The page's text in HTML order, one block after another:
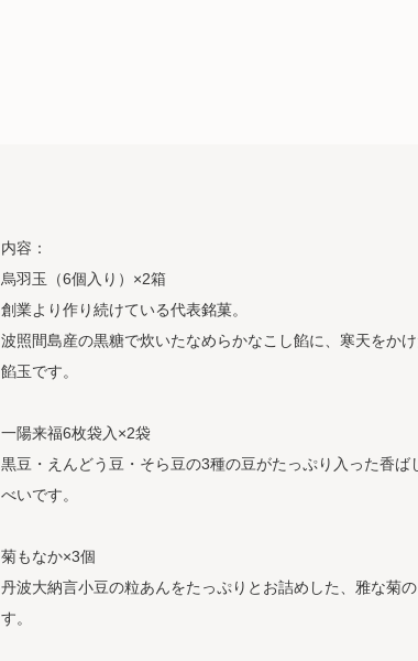
内容：
烏羽玉（6個入り）×2箱
創業より作り続けている代表銘菓。
波照間島産の黒糖で炊いたなめらかなこし餡に、寒天をか
餡玉です。
一陽来福6枚袋入×2袋
黒豆・えんどう豆・そら豆の3種の豆がたっぷり入った香ば
べいです。
菊もなか×3個
丹波大納言小豆の粒あんをたっぷりとお詰めした、雅な菊
す。